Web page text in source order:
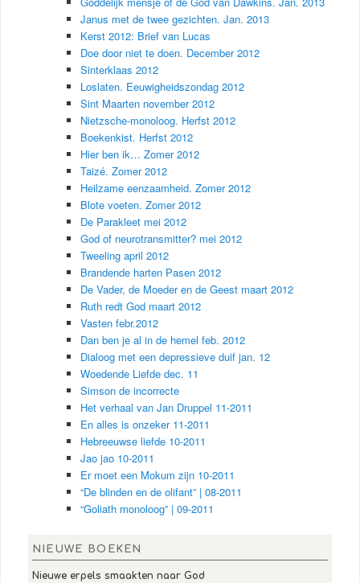
Janus met de twee gezichten. Jan. 2013
Kerst 2012: Brief van Lucas
Doe door niet te doen. December 2012
Sinterklaas 2012
Loslaten. Eeuwigheidszondag 2012
Sint Maarten november 2012
Nietzsche-monoloog. Herfst 2012
Boekenkist. Herfst 2012
Hier ben ik… Zomer 2012
Taizé. Zomer 2012
Heilzame eenzaamheid. Zomer 2012
Blote voeten. Zomer 2012
De Parakleet mei 2012
God of neurotransmitter? mei 2012
Tweeling april 2012
Brandende harten Pasen 2012
De Vader, de Moeder en de Geest maart 2012
Ruth redt God maart 2012
Vasten febr.2012
Dan ben je al in de hemel feb. 2012
Dialoog met een depressieve duif jan. 12
Woedende Liefde dec. 11
Simson de incorrecte
Het verhaal van Jan Druppel 11-2011
En alles is onzeker 11-2011
Hebreeuwse liefde 10-2011
Jao jao 10-2011
Er moet een Mokum zijn 10-2011
“De blinden en de olifant” | 08-2011
“Goliath monoloog” | 09-2011
NIEUWE BOEKEN
Nieuwe erpels smaakten naar God